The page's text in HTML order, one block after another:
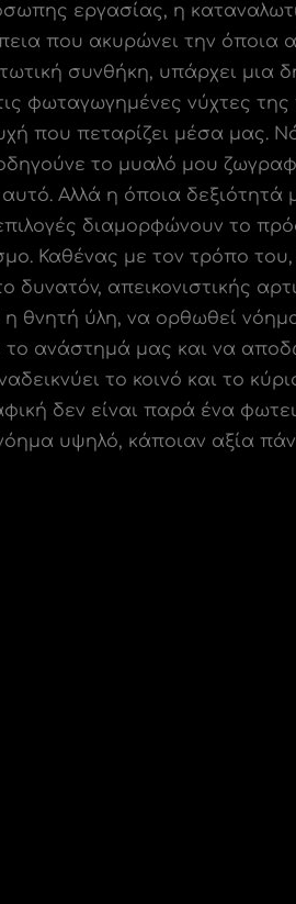
εργασίας, η
που ακυρώνει την όποια
συνθήκη, υπάρχει μια
φωταγωγημένες νύχτες
που πεταρίζει μέσα μας.
το μυαλό μου
Αλλά η όποια δεξιότητά
διαμορφώνουν το
Καθένας με τον τρόπο
απεικονιστικής
η θνητή ύλη, να ορθωθεί
ανάστημά μας και να
το κοινό και το
δεν είναι παρά ένα
υψηλό, κάποιαν αξία